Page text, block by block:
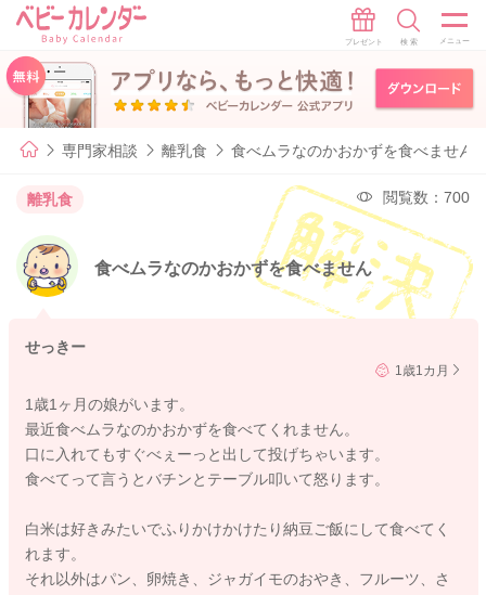
専門家相談 離乳食 食べムラなのかおかずを食べません
離乳食 閲覧数：700
食べムラなのかおかずを食べません
せっきー
1歳1カ月
1歳1ヶ月の娘がいます。
最近食べムラなのかおかずを食べてくれません。
口に入れてもすぐべぇーっと出して投げちゃいます。
食べてって言うとバチンとテーブル叩いて怒ります。
白米は好きみたいでふりかけかけたり納豆ご飯にして食べてく
れます。
それ以外はパン、卵焼き、ジャガイモのおやき、フルーツ、さ